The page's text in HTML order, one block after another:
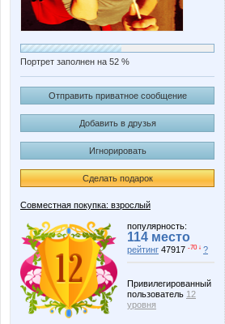
Портрет заполнен на 52 %
Отправить приватное сообщение
Добавить в друзья
Игнорировать
Сделать подарок
Совместная покупка: взрослый
популярность:
114 место
рейтинг 47917 -70 ↓ ?
Привилегированный
пользователь 12
уровня